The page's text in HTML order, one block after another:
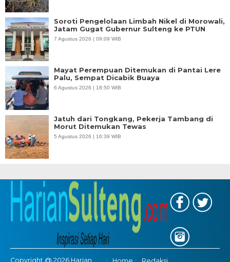
Soroti Pengelolaan Limbah Nikel di Morowali,
Jatam Gugat Gubernur Sulteng ke PTUN
7 Agustus 2026 | 09:09 WIB
Mayat Perempuan Ditemukan di Pantai Lere
Palu, Sempat Dicabik Buaya
6 Agustus 2026 | 18:50 WIB
Jatuh dari Tongkang, Pekerja Tambang di
Morut Ditemukan Tewas
5 Agustus 2026 | 16:39 WIB
Copyright @ 2026 Harian